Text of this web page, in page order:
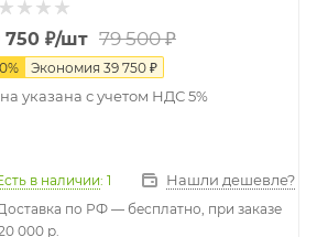
750 ₽/шт 79 500₽
% Экономия 39 750 ₽
указана с учетом НДС 5%
в наличии: 1 Нашли дешевле?
по РФ — бесплатно, при заказе
000 р.